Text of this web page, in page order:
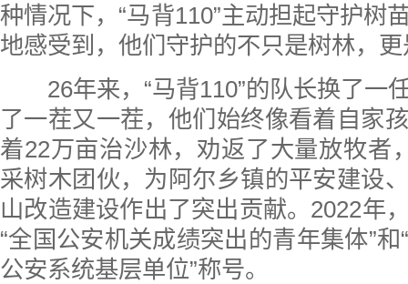
种情况下，“马背110”主动担起守护树
地感受到，他们守护的不只是树林，
26年来，“马背110”的队长换了一
了一茬又一茬，他们始终像看着自家
着22万亩治沙林，劝返了大量放牧者
采树木团伙，为阿尔乡镇的平安建设
山改造建设作出了突出贡献。2022年
“全国公安机关成绩突出的青年集体”
公安系统基层单位”称号。